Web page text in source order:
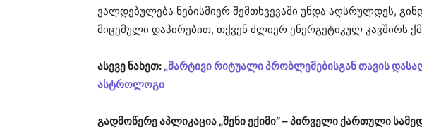
ვალდებულება ნებისმიერ შემთხვევაში უნდა აღსრულდეს,
მიცემული დაპირებით, თქვენ ძლიერ ენერგეტიკულ კავშირს
ასევე ნახეთ: „მარტივი რიტუალი პრობლემებისგან თავის
ასტროლოგი
გადმოწერე აპლიკაცია „შენი ექიმი“ – პირველი ქართული